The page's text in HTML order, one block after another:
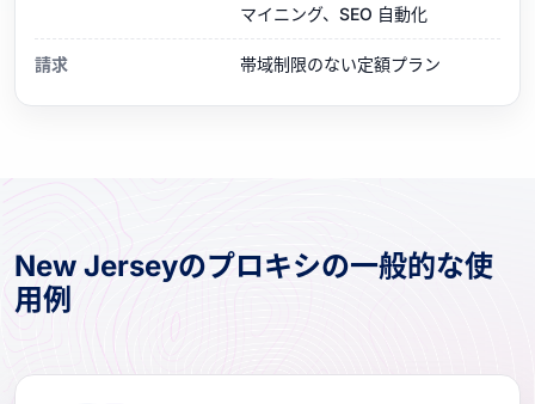
マイニング、SEO 自動化
請求 帯域制限のない定額プラン
New Jerseyのプロキシの一般的な使
用例